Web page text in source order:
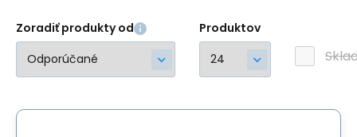
Zoradiť produkty od Produktov